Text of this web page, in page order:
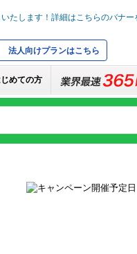
法人向けプランはこちら
めての方